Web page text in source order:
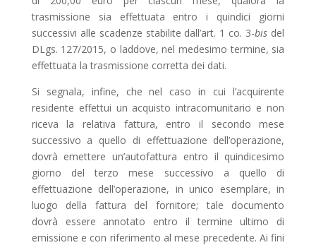
trasmissione sia effettuata entro i quindici giorni
successivi alle scadenze stabilite dall’art. 1 co. 3-bis del
DLgs. 127/2015, o laddove, nel medesimo termine, sia
effettuata la trasmissione corretta dei dati.
Si segnala, infine, che nel caso in cui l’acquirente
residente effettui un acquisto intracomunitario e non
riceva la relativa fattura, entro il secondo mese
successivo a quello di effettuazione dell’operazione,
dovrà emettere un’autofattura entro il quindicesimo
giorno del terzo mese successivo a quello di
effettuazione dell’operazione, in unico esemplare, in
luogo della fattura del fornitore; tale documento
dovrà essere annotato entro il termine ultimo di
emissione e con riferimento al mese precedente. Ai fini